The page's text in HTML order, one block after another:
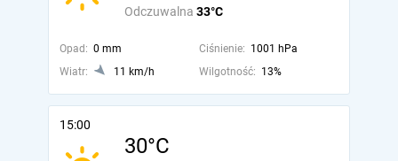
Odczuwalna 33°C
Opad: 0 mm Ciśnienie: 1001 hPa
Wiatr:
11 km/h Wilgotność: 13%
15:00
30°C